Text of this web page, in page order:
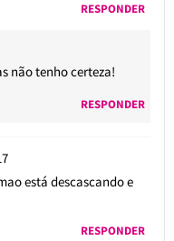
RESPONDER
não tenho certeza!
RESPONDER
está descascando e
RESPONDER